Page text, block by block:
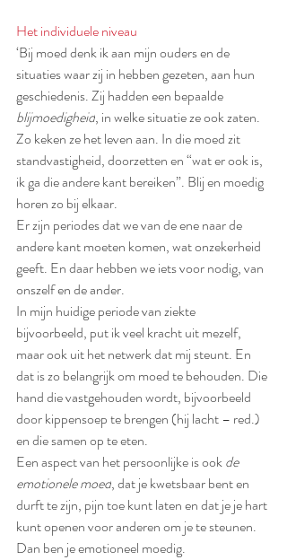
Het individuele niveau
‘Bij moed denk ik aan mijn ouders en de
situaties waar zij in hebben gezeten, aan hun
geschiedenis. Zij hadden een bepaalde
blijmoedigheid, in welke situatie ze ook zaten.
Zo keken ze het leven aan. In die moed zit
standvastigheid, doorzetten en “wat er ook is,
ik ga die andere kant bereiken”. Blij en moedig
horen zo bij elkaar.
Er zijn periodes dat we van de ene naar de
andere kant moeten komen, wat onzekerheid
geeft. En daar hebben we iets voor nodig, van
onszelf en de ander.
In mijn huidige periode van ziekte
bijvoorbeeld, put ik veel kracht uit mezelf,
maar ook uit het netwerk dat mij steunt. En
dat is zo belangrijk om moed te behouden. Die
hand die vastgehouden wordt, bijvoorbeeld
door kippensoep te brengen (hij lacht – red.)
en die samen op te eten.
Een aspect van het persoonlijke is ook de
emotionele moed, dat je kwetsbaar bent en
durft te zijn, pijn toe kunt laten en dat je je hart
kunt openen voor anderen om je te steunen.
Dan ben je emotioneel moedig.